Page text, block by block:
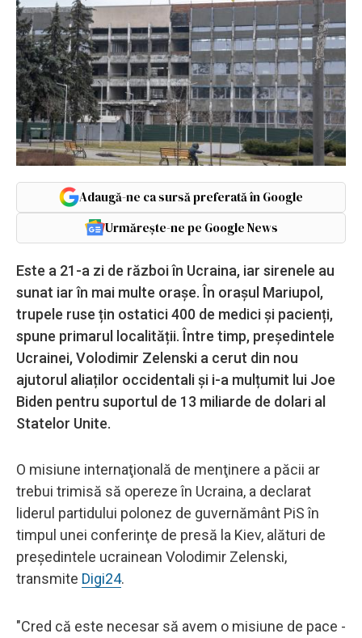
Adaugă-ne ca sursă preferată în Google
Urmărește-ne pe Google News
Este a 21-a zi de război în Ucraina, iar sirenele au
sunat iar în mai multe orașe. În orașul Mariupol,
trupele ruse țin ostatici 400 de medici și pacienți,
spune primarul localității. Între timp, președintele
Ucrainei, Volodimir Zelenski a cerut din nou
ajutorul aliaților occidentali și i-a mulțumit lui Joe
Biden pentru suportul de 13 miliarde de dolari al
Statelor Unite.
O misiune internaţională de menţinere a păcii ar
trebui trimisă să opereze în Ucraina, a declarat
liderul partidului polonez de guvernământ PiS în
timpul unei conferinţe de presă la Kiev, alături de
preşedintele ucrainean Volodimir Zelenski,
transmite Digi24.
"Cred că este necesar să avem o misiune de pace -